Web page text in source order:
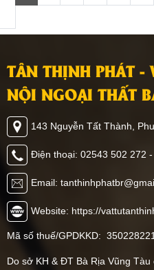
TÂN THỊNH PHÁT -
NỘI NGOẠI THẤT
143 Nguyễn Tất Thành,
Điện thoại: 02543 502 272
Email:
Website: https://
Mã số thuế/GPDKKD:
Do sở KH & ĐT Bà Rịa Vũng